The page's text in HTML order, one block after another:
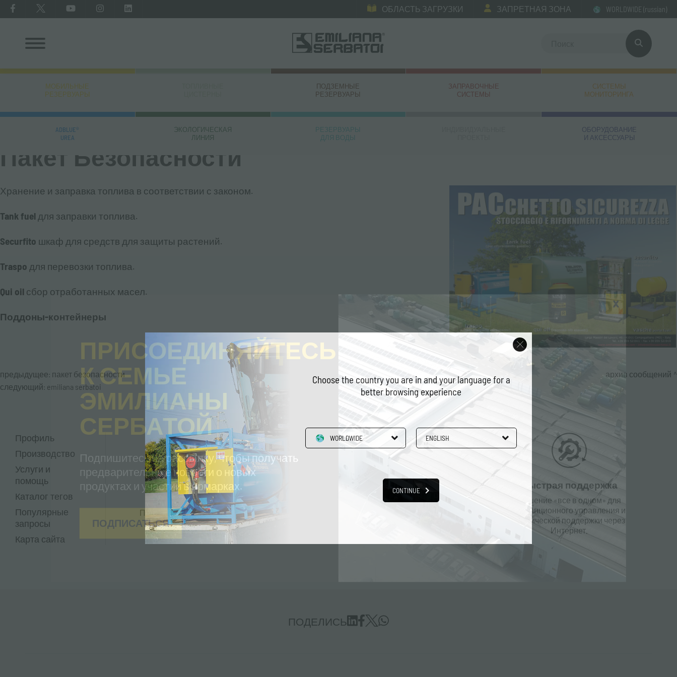
ОБЛАСТЬ ЗАГРУЗКИ ЗАПРЕТНАЯ ЗОНА WORLDWIDE (russian)
МОБИЛЬНЫЕ
РЕЗЕРВУАРЫ
ПОДЗЕМНЫЕ
РЕЗЕРВУАРЫ
ЗАПРАВОЧНЫЕ
СИСТЕМЫ
СИСТЕМЫ
МОНИТОРИНГА
ADBLUE®
UREA
ЭКОЛОГИЧЕСКАЯ
ЛИНИЯ
РЕЗЕРВУАРЫ
ДЛЯ ВОДЫ
ОБОРУДОВАНИЕ
И АКСЕССУАРЫ
архив сообщений
Пакет Безопасности
Хранение и заправка топлива в соответствии с законом.
Tank fuel для заправки топлива.
Securfito шкаф для средств для защиты растений.
Traspo для перевозки топлива.
Qui oil сбор отработанных масел.
Поддоны-контейнеры
предыдущее: пакет безопасности
следующий: emiliana serbatoi
архив сообщений
Профиль
Производство
Услуги и
помощь
Каталог тегов
Популярные
запросы
Карта сайта
Где мы находимся
Приезжайте к нам в нашу штаб-
квартиру в Модене.
Контакты
Быстрая поддержка
Решение «все в одном» для
дистанционного управления и
технической поддержки через
Интернет.
ПОДЕЛИСЬ
Choose the country you are in and your language for a
better browsing experience
WORLDWIDE ENGLISH
CONTINUE
ПРИСОЕДИНЯЙТЕСЬ
К СЕМЬЕ
ЭМИЛИАНЫ
СЕРБАТОЙ
Подпишитесь на рассылку, чтобы получать
предварительные новости о новых
продуктах и ​​участии в ярмарках.
ПОДПИСАТЬСЯ